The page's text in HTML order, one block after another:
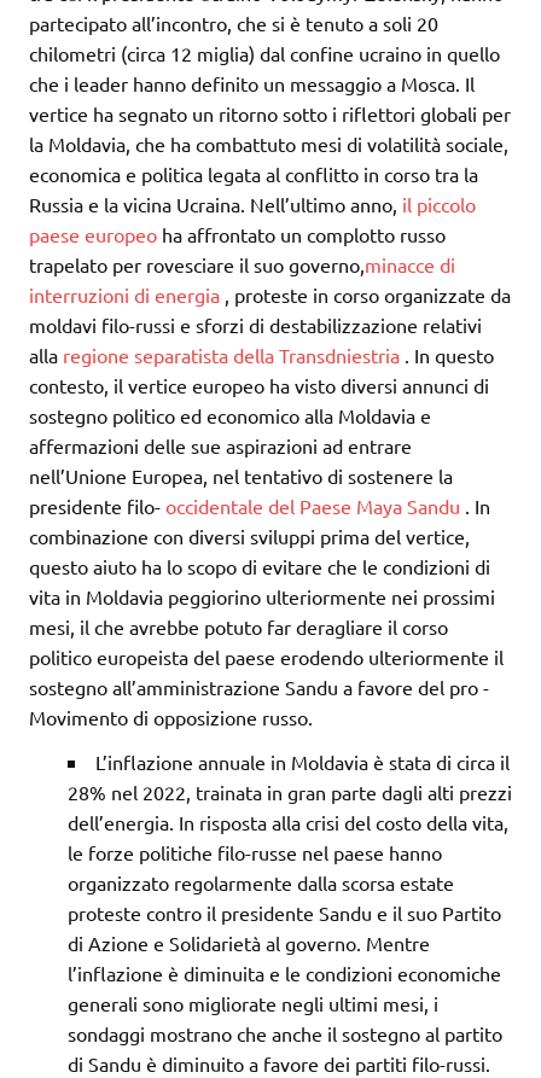
partecipato all’incontro, che si è tenuto a soli 20
chilometri (circa 12 miglia) dal confine ucraino in quello
che i leader hanno definito un messaggio a Mosca. Il
vertice ha segnato un ritorno sotto i riflettori globali per
la Moldavia, che ha combattuto mesi di volatilità sociale,
economica e politica legata al conflitto in corso tra la
Russia e la vicina Ucraina. Nell’ultimo anno, il piccolo
paese europeo ha affrontato un complotto russo
trapelato per rovesciare il suo governo,minacce di
interruzioni di energia , proteste in corso organizzate da
moldavi filo-russi e sforzi di destabilizzazione relativi
alla regione separatista della Transdniestria . In questo
contesto, il vertice europeo ha visto diversi annunci di
sostegno politico ed economico alla Moldavia e
affermazioni delle sue aspirazioni ad entrare
nell’Unione Europea, nel tentativo di sostenere la
presidente filo- occidentale del Paese Maya Sandu . In
combinazione con diversi sviluppi prima del vertice,
questo aiuto ha lo scopo di evitare che le condizioni di
vita in Moldavia peggiorino ulteriormente nei prossimi
mesi, il che avrebbe potuto far deragliare il corso
politico europeista del paese erodendo ulteriormente il
sostegno all’amministrazione Sandu a favore del pro -
Movimento di opposizione russo.
L’inflazione annuale in Moldavia è stata di circa il
28% nel 2022, trainata in gran parte dagli alti prezzi
dell’energia. In risposta alla crisi del costo della vita,
le forze politiche filo-russe nel paese hanno
organizzato regolarmente dalla scorsa estate
proteste contro il presidente Sandu e il suo Partito
di Azione e Solidarietà al governo. Mentre
l’inflazione è diminuita e le condizioni economiche
generali sono migliorate negli ultimi mesi, i
sondaggi mostrano che anche il sostegno al partito
di Sandu è diminuito a favore dei partiti filo-russi.